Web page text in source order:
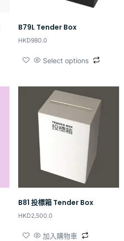
B79L Tender Box
HKD980.0
Select options
B81 投標箱 Tender Box
HKD2,500.0
加入購物車